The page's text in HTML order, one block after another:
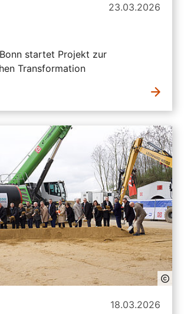
23.03.2026
startet Projekt zur
Transformation
18.03.2026